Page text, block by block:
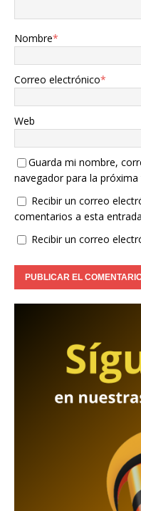
Nombre*
Correo electrónico*
Web
Guarda mi nombre,
navegador para la
Recibir un correo
comentarios a esta
Recibir un correo